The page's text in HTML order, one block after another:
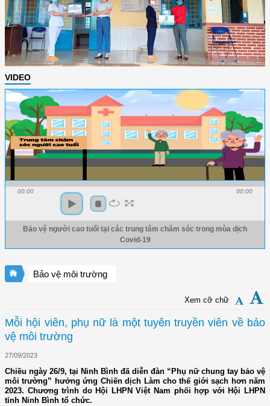
VIDEO
00:00 00:00
Bảo vệ người cao tuổi tại các trung tâm chăm sóc trong mùa dịch
Covid-19
Bảo vệ môi trường
Xem cỡ chữ
Mỗi hội viên, phụ nữ là một tuyên truyền viên về bảo
vệ môi trường
27/09/2023
Chiều ngày 26/9, tại Ninh Bình đã diễn đàn “Phụ nữ chung tay bảo vệ
môi trường” hưởng ứng Chiến dịch Làm cho thế giới sạch hơn năm
2023. Chương trình do Hội LHPN Việt Nam phối hợp với Hội LHPN
tỉnh Ninh Bình tổ chức.